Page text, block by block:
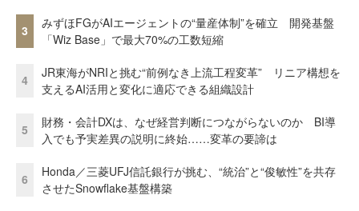
3
みずほFGがAIエージェントの“量産体制”を確立 開発基盤
「Wiz Base」で最大70%の工数短縮
4
JR東海がNRIと挑む“前例なき上流工程変革” リニア構想を
支えるAI活用と変化に適応できる組織設計
5
財務・会計DXは、なぜ経営判断につながらないのか BI導
入でも予実差異の説明に終始……変革の要諦は
6
Honda／三菱UFJ信託銀行が挑む、“統治”と“俊敏性”を共存
させたSnowflake基盤構築